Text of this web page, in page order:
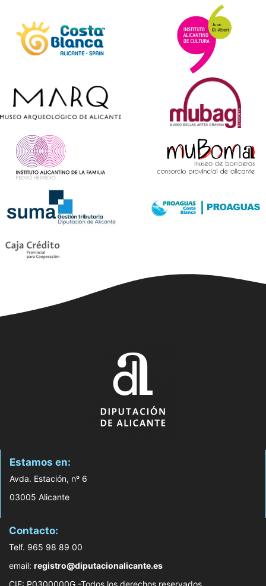
Estamos en:
Avda. Estación, nº 6
03005 Alicante
Contacto:
Telf. 965 98 89 00
email: registro@diputacionalicante.es
CIF: P0300000G -Todos los derechos reservados